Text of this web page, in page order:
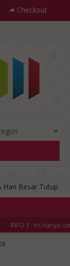
Checkout
Hari Besar Tutup
INFO 3 : Ini hanya